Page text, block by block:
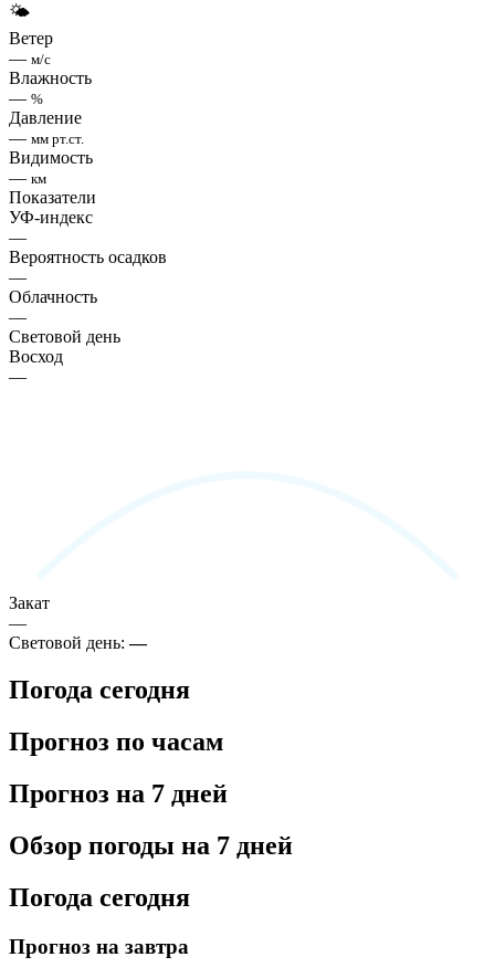
🌤
Ветер
— м/с
Влажность
— %
Давление
— мм рт.ст.
Видимость
— км
Показатели
УФ-индекс
—
Вероятность осадков
—
Облачность
—
Световой день
Восход
—
Закат
—
Световой день:—
Погода сегодня
Прогноз по часам
Прогноз на 7 дней
Обзор погоды на 7 дней
Погода сегодня
Прогноз на завтра